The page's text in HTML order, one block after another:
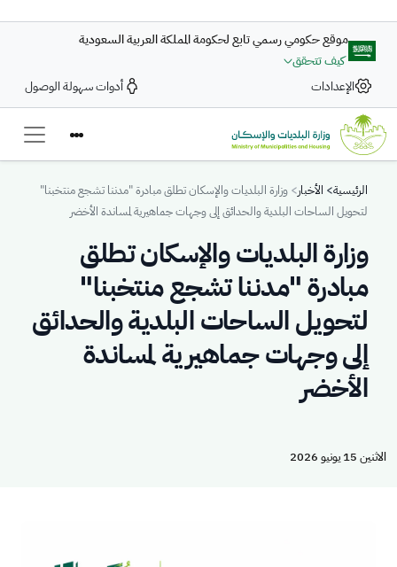
موقع حكومي رسمي تابع لحكومة المملكة العربية السعودية
كيف تتحقق
الإعدادات
أدوات سهولة الوصول
Breadcrumb
الرئيسية الأخبار
وزارة البلديات والإسكان تطلق مبادرة "مدننا تشجع منتخبنا"
لتحويل الساحات البلدية والحدائق إلى وجهات جماهيرية لمساندة الأخضر
وزارة البلديات والإسكان تطلق
مبادرة "مدننا تشجع منتخبنا"
لتحويل الساحات البلدية والحدائق
إلى وجهات جماهيرية لمساندة
الأخضر
الاثنين 15 يونيو 2026